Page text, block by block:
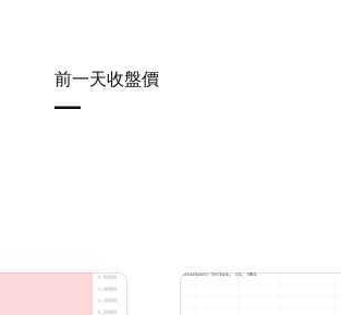
前一天收盤價
—